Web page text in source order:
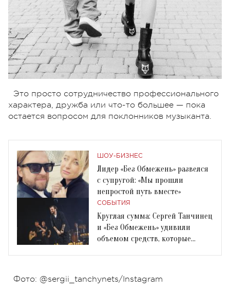
Это просто сотрудничество профессионального
характера, дружба или что-то большее — пока
остается вопросом для поклонников музыканта.
ШОУ-БИЗНЕС
Лидер «Без Обмежень» развелся
с супругой: «Мы прошли
непростой путь вместе»
СОБЫТИЯ
Круглая сумма: Сергей Танчинец
и «Без Обмежень» удивили
объемом средств, которые
Фото: @sergii_tanchynets/Instagram